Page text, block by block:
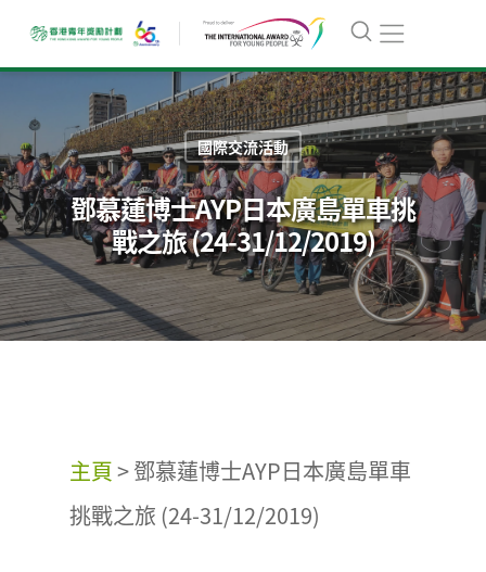
國際交流活動
鄧慕蓮博士AYP日本廣島單車挑
戰之旅 (24-31/12/2019)
主頁>鄧慕蓮博士AYP日本廣島單車
挑戰之旅 (24-31/12/2019)